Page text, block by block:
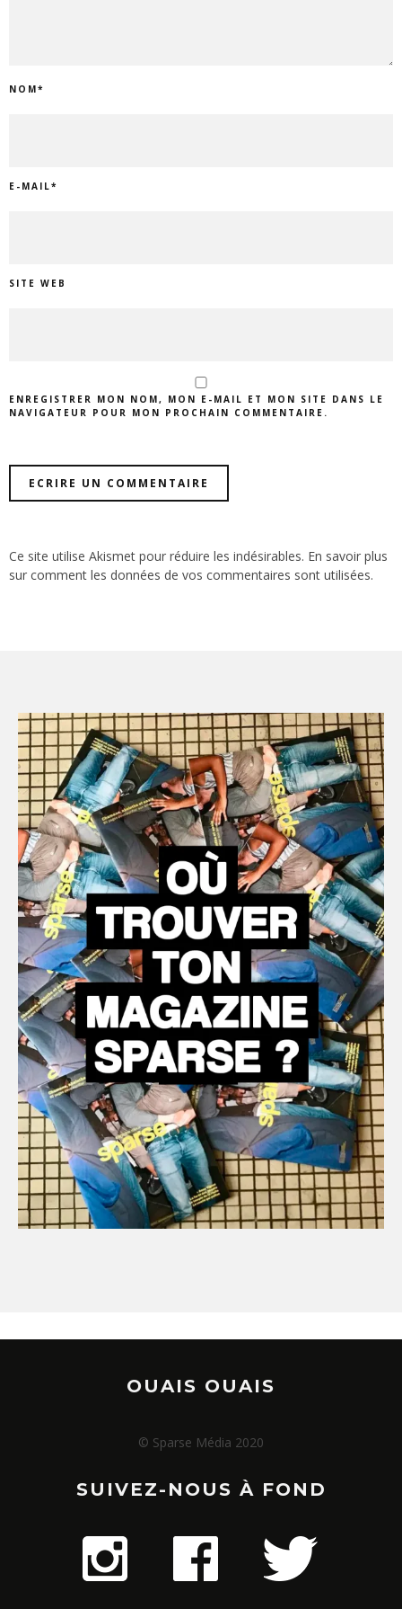
NOM*
E-MAIL*
SITE WEB
ENREGISTRER MON NOM, MON E-MAIL ET MON SITE DANS LE
NAVIGATEUR POUR MON PROCHAIN COMMENTAIRE.
Ce site utilise Akismet pour réduire les indésirables. En savoir plus
sur comment les données de vos commentaires sont utilisées.
OUAIS OUAIS
© Sparse Média 2020
SUIVEZ-NOUS À FOND